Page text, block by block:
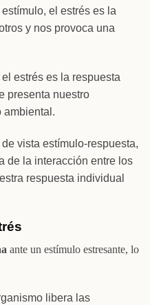
el estrés es la
y nos provoca una
estrés es la respuesta
presenta nuestro
ambiental.
vista estímulo-respuesta,
de la interacción entre los
respuesta individual
ante un estímulo estresante, lo
libera las